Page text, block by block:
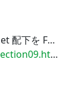
ありませんか？ その